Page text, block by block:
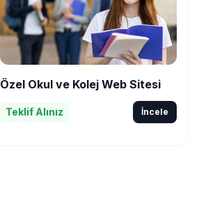
Özel Okul ve Kolej Web Sitesi
Teklif Alınız İncele